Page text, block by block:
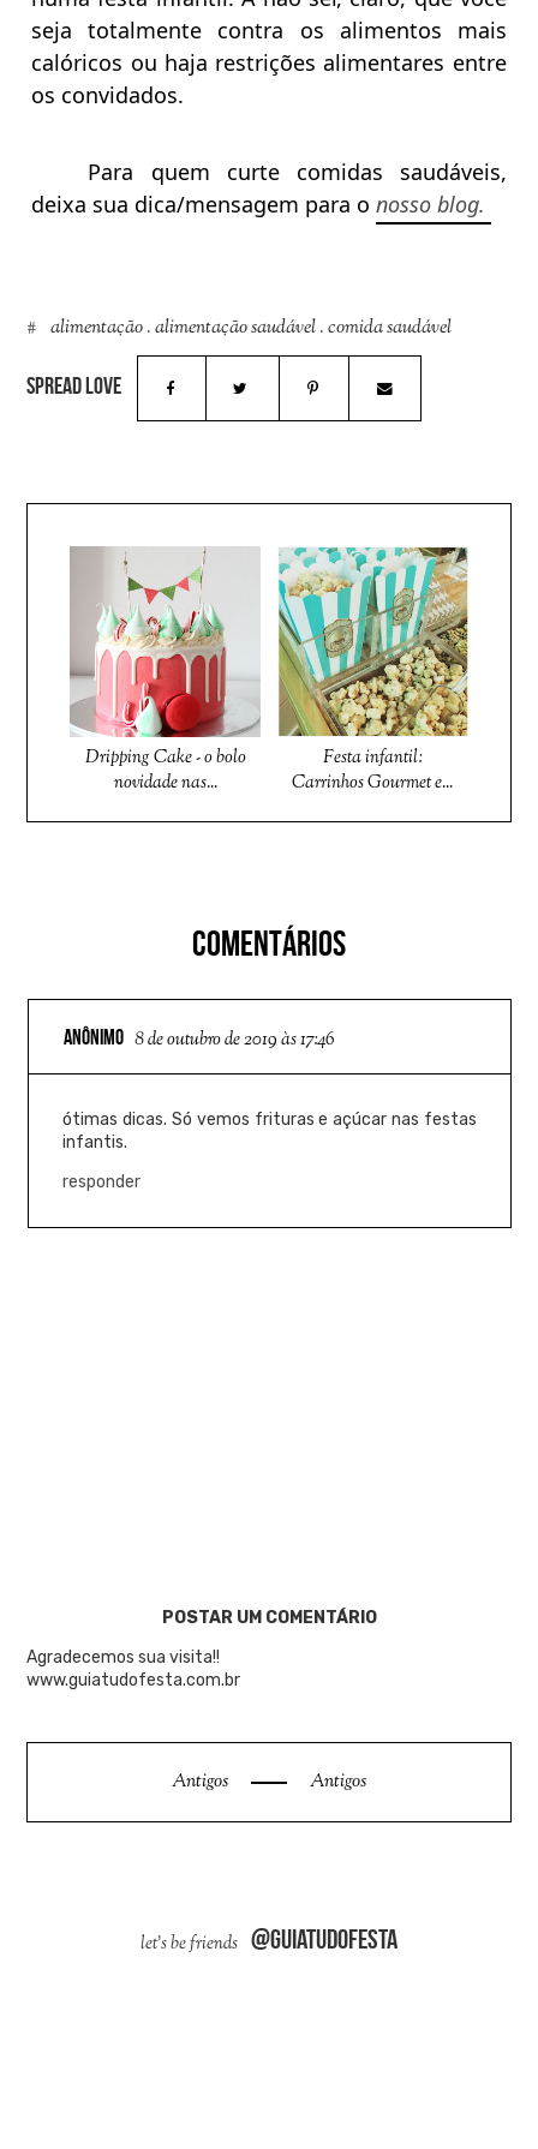
seja totalmente contra os alimentos mais
calóricos ou haja restrições alimentares entre
os convidados.
Para quem curte comidas saudáveis,
deixa sua dica/mensagem para onosso blog.
alimentação.alimentação saudável.comida saudável
Dripping Cake - o bolo
novidade nas...
Festa infantil:
Carrinhos Gourmet e...
COMENTÁRIOS
ANÔNIMO 8 de outubro de 2019 às 17:46
ótimas dicas. Só vemos frituras e açúcar nas festas
infantis.
responder
POSTAR UM COMENTÁRIO
Agradecemos sua visita!!
www.guiatudofesta.com.br
Antigos Antigos
@guiatudofesta